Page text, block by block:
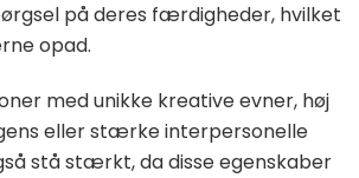
på deres færdigheder, hvilket
opad.
med unikke kreative evner, høj
eller stærke interpersonelle
stå stærkt, da disse egenskaber